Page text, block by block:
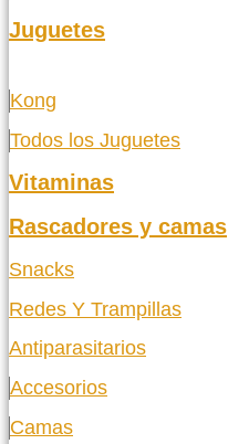
Juguetes
Kong
Todos los Juguetes
Vitaminas
Rascadores y camas
Snacks
Redes Y Trampillas
Antiparasitarios
Accesorios
Camas